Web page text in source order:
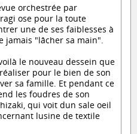
orchestrée par
ose pour la toute
une de ses faiblesses à
jamais "lâcher sa main".
le nouveau dessein que
pour le bien de son
sa famille. Et pendant ce
les foudres de son
qui voit dun sale oeil
lusine de textile